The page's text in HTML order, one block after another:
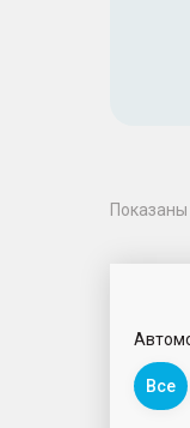
Показаны
Все